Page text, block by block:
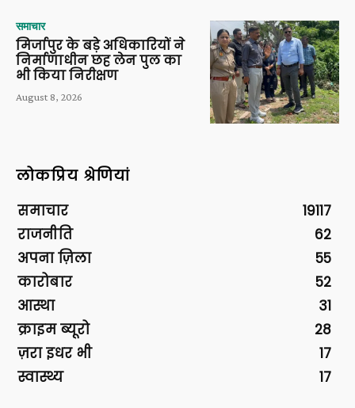
समाचार
मिर्जापुर के बड़े अधिकारियों ने
निर्माणाधीन छह लेन पुल का
भी किया निरीक्षण
August 8, 2026
लोकप्रिय श्रेणियां
समाचार
19117
राजनीति
62
अपना ज़िला
55
कारोबार
52
आस्था
31
क्राइम ब्यूरो
28
ज़रा इधर भी
17
स्वास्थ्य
17